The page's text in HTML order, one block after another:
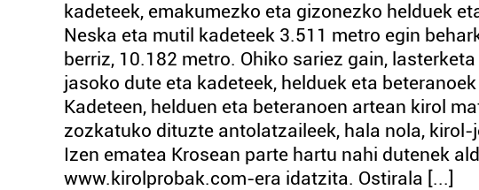
kadeteek, emakumezko eta gizonezko helduek
Neska eta mutil kadeteek 3.511 metro egin
berriz, 10.182 metro. Ohiko sariez gain,
jasoko dute eta kadeteek, helduek eta
Kadeteen, helduen eta beteranoen artean kirol
zozkatuko dituzte antolatzaileek, hala nola,
Izen ematea Krosean parte hartu nahi dutenek
www.kirolprobak.com-era idatzita. Ostirala [...]